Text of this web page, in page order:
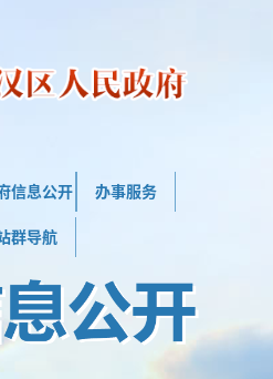
信息公开 办事服务
群导航